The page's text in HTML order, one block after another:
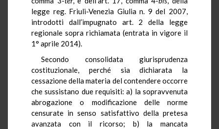
legge reg. Friuli-Venezia Giulia n. 9 del 2007,
introdotti dall’impugnato art. 2 della legge
regionale sopra richiamata (entrata in vigore il
1° aprile 2014).
Secondo consolidata giurisprudenza
costituzionale, perché sia dichiarata la
cessazione della materia del contendere occorre
che sussistano due requisiti: a) la sopravvenuta
abrogazione o modificazione delle norme
censurate in senso satisfattivo della pretesa
avanzata con il ricorso; b) la mancata